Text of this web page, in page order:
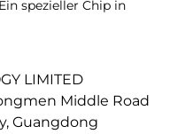
spezieller Chip in
sorgt für
Uhr – Kontinuierliche
mit intelligenten
Wohlbefinden ihres
LIMITED
Middle Road
Guangdong